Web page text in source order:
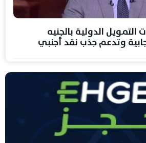
الدولية بالجنيه
وتدعم جذب نقد أجنبي